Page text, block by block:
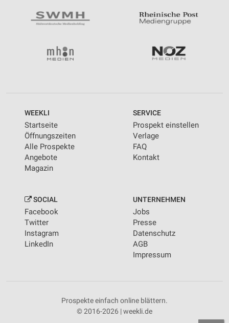
WEEKLI
Startseite
Öffnungszeiten
Alle Prospekte
Angebote
Magazin
SERVICE
Prospekt einstellen
Verlage
FAQ
Kontakt
SOCIAL
Facebook
Twitter
Instagram
LinkedIn
UNTERNEHMEN
Jobs
Presse
Datenschutz
AGB
Impressum
Prospekte einfach online blättern.
© 2016-2026 | weekli.de